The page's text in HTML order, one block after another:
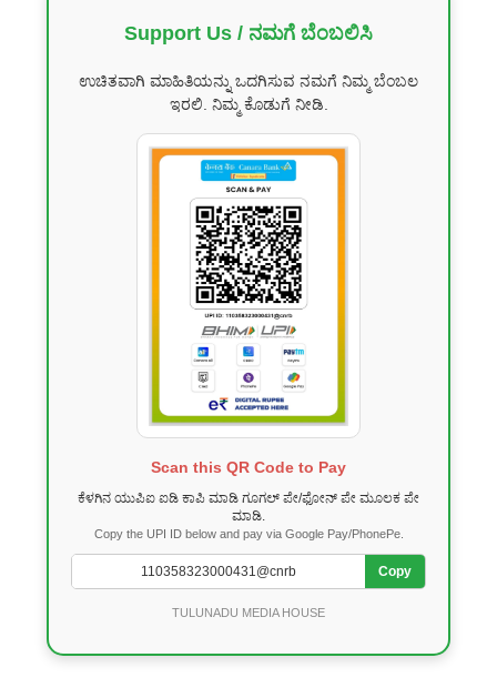
Support Us / ನಮಗೆ ಬೆಂಬಲಿಸಿ
ಉಚಿತವಾಗಿ ಮಾಹಿತಿಯನ್ನು ಒದಗಿಸುವ ನಮಗೆ ನಿಮ್ಮ ಬೆಂಬಲ
ಇರಲಿ. ನಿಮ್ಮ ಕೊಡುಗೆ ನೀಡಿ.
Scan this QR Code to Pay
ಕೆಳಗಿನ ಯುಪಿಐ ಐಡಿ ಕಾಪಿ ಮಾಡಿ ಗೂಗಲ್ ಪೇ/ಫೋನ್ ಪೇ ಮೂಲಕ ಪೇ
ಮಾಡಿ.
Copy the UPI ID below and pay via Google Pay/PhonePe.
Copy
TULUNADU MEDIA HOUSE